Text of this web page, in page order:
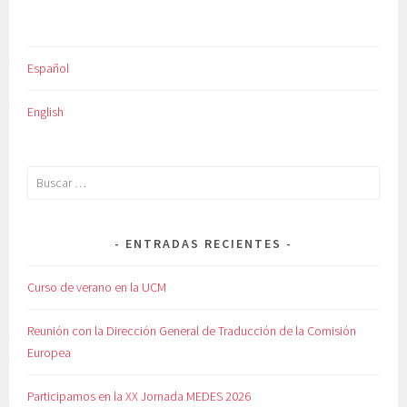
Español
English
Buscar:
ENTRADAS RECIENTES
Curso de verano en la UCM
Reunión con la Dirección General de Traducción de la Comisión
Europea
Participamos en la XX Jornada MEDES 2026